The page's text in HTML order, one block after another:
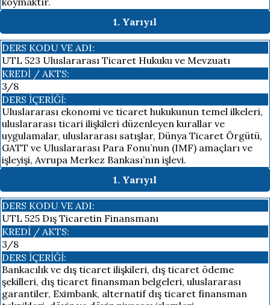
1. Yarıyıl
DERS KODU VE ADI:
UTL 523 Uluslararası Ticaret Hukuku ve Mevzuatı
KREDI / AKTS:
3/8
DERS İÇERIĞI:
Uluslararası ekonomi ve ticaret hukukunun temel ilkeleri,
uluslararası ticari ilişkileri düzenleyen kurallar ve
uygulamalar, uluslararası satışlar, Dünya Ticaret Örgütü,
GATT ve Uluslararası Para Fonu’nun (IMF) amaçları ve
işleyişi, Avrupa Merkez Bankası’nın işlevi.
1. Yarıyıl
DERS KODU VE ADI:
UTL 525 Dış Ticaretin Finansmanı
KREDI / AKTS:
3/8
DERS İÇERIĞI:
Bankacılık ve dış ticaret ilişkileri, dış ticaret ödeme
şekilleri, dış ticaret finansman belgeleri, uluslararası
garantiler, Eximbank, alternatif dış ticaret finansman